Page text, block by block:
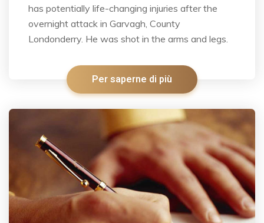
has potentially life-changing injuries after the
overnight attack in Garvagh, County
Londonderry. He was shot in the arms and legs.
Per saperne di più